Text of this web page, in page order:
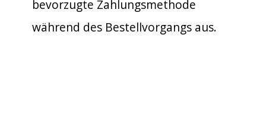
bevorzugte Zahlungsmethode
während des Bestellvorgangs aus.